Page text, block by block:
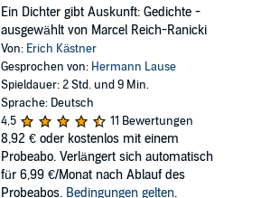
Ein Dichter gibt Auskunft: Gedichte -
ausgewählt von Marcel Reich-Ranicki
Von: Erich Kästner
Gesprochen von: Hermann Lause
Spieldauer: 2 Std. und 9 Min.
Sprache: Deutsch
4,5
11 Bewertungen
8,92 € oder kostenlos mit einem
Probeabo. Verlängert sich automatisch
für 6,99 €/Monat nach Ablauf des
Probeabos. Bedingungen gelten.